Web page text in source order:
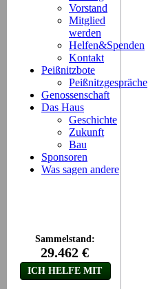
Vorstand
Mitglied
werden
Helfen&Spenden
Kontakt
Peißnitzbote
Peißnitzgespräche
Genossenschaft
Das Haus
Geschichte
Zukunft
Bau
Sponsoren
Was sagen andere